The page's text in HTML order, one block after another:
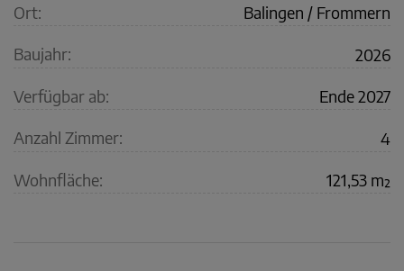
Ort: Balingen / Frommern
Baujahr: 2026
Verfügbar ab: Ende 2027
Anzahl Zimmer: 4
Wohnfläche: 121,53 m²